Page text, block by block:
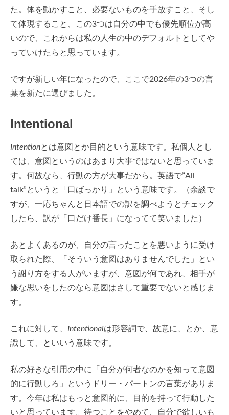
た。体を動かすこと、必要ないものを手放すこと、そし
て体現すること、この3つは自分の中でも優先順位が高
いので、これからは私の人生の中のデフォルトとしてや
っていけたらと思っています。
ですが新しい年になったので、ここで2026年の3つの言
葉を新たに選びました。
Intentional
Intentionとは意図とか目的という意味です。私個人とし
ては、意図というのはあまり大事ではないと思っていま
す。何故なら、行動の方が大事だから。英語で”All
talk”というと「口ばっかり」という意味です。（余談で
すが、一応ちゃんと日本語での訳を調べようとチェック
したら、訳が「口だけ番長」になってて笑いました）
あとよくあるのが、自分の言ったことを悪いように受け
取られた際、「そういう意図はありませんでした」とい
う謝り方をする人がいますが、意図が何であれ、相手が
嫌な思いをしたのなら意図はさして重要でないと感じま
す。
これに対して、 Intentionalは形容詞で、故意に、とか、意
識して、といいう意味です。
私の好きな引用の中に「自分が何者なのかを知って意図
的に行動しろ」というドリー・パートンの言葉がありま
す。今年は私はもっと意図的に、目的を持って行動した
いと思っています。待つことをやめて、自分で欲しいも